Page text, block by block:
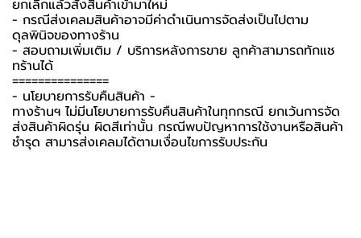
ยกเลิกแล้วสั่งสินค้าเข้ามาใหม่
- กรณีส่งเคลมสินค้าอาจมีค่าดำเนินการจัดส่งเป็นไปตาม
ดุลพินิจของทางร้าน
- สอบถามเพิ่มเติม / บริการหลังการขาย ลูกค้าสามารถทักแช
ทร้านได้
===============
-️ นโยบายการรับคืนสินค้า -️
ทางร้านฯ ไม่มีนโยบายการรับคืนสินค้าในทุกกรณี ยกเว้นการจัด
ส่งสินค้าผิดรุ่น ผิดสีเท่านั้น กรณีพบปัญหาการใช้งานหรือสินค้า
ชำรุด สามารส่งเคลมได้ตามเงื่อนไขการรับประกัน